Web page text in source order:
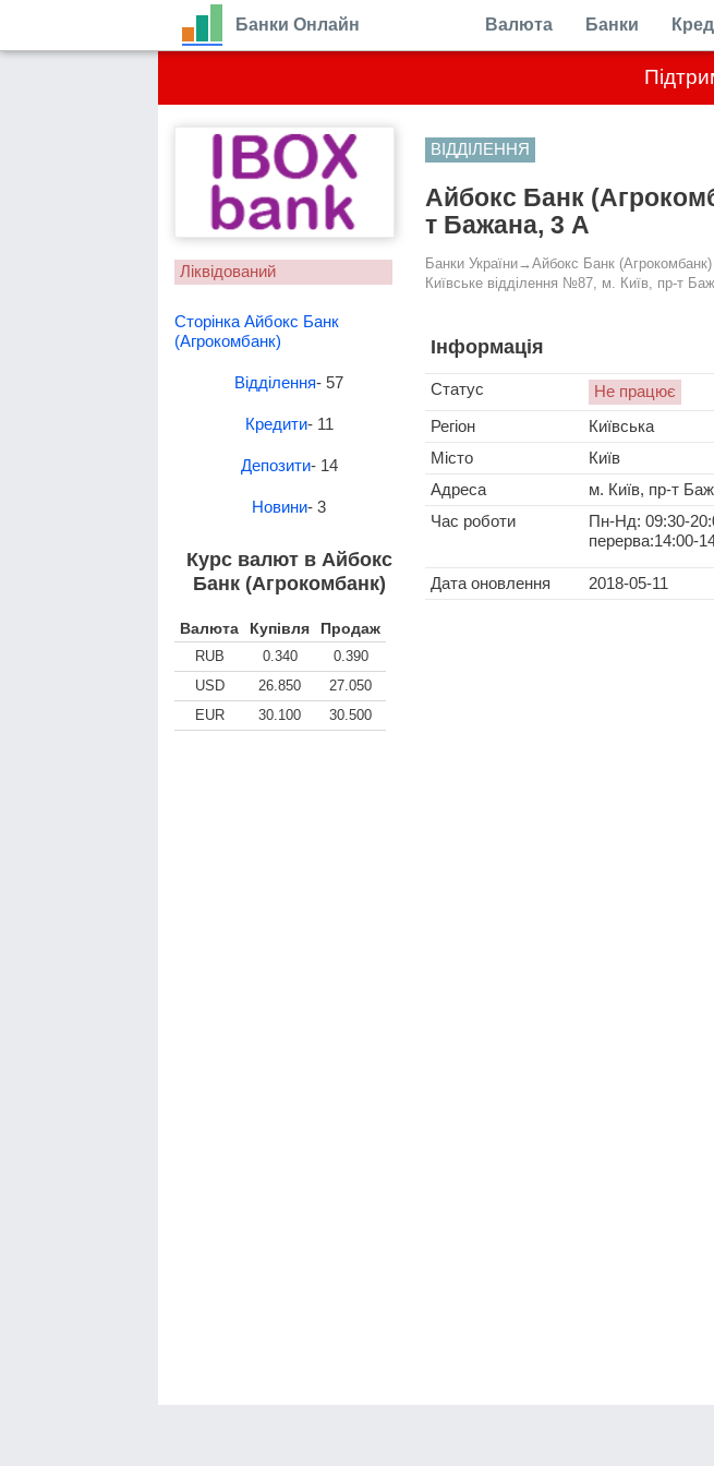
Банки Онлайн Валюта Банки
Ліквідований
Сторінка Айбокс Банк
(Агрокомбанк)
Відділення- 57
Кредити- 11
Депозити- 14
Новини- 3
Курс валют в Айбокс
Банк (Агрокомбанк)
Валюта Купівля Продаж
RUB 0.340
0.390
USD
26.850
27.050
EUR
30.100 30.500
ВІДДІЛЕННЯ
Айбокс Банк
т Бажана, 3 А
Банки України→ Айбокс Банк (Агрокомбанк)
Київське відділення №87, м. Київ, пр-т
Інформація
Статус
Не працює
Регіон
Київська
Місто
Київ
Адреса
м. Київ, пр-т
Час роботи
Пн-Нд: 09:30-
перерва:14:00-
Дата оновлення 2018-05-11